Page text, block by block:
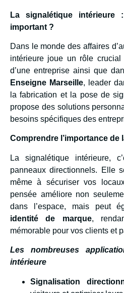
La signalétique intérieure
important ?
Dans le monde des affaires
intérieure joue un rôle crucial
d’une entreprise ainsi que
Enseigne Marseille, leader
la fabrication et la pose de
propose des solutions
besoins spécifiques des
Comprendre l’importance
La signalétique intérieure,
panneaux directionnels. Elle
même à sécuriser vos
pensée améliore non
dans l’espace, mais peut
identité de marque,
mémorable pour vos clients et
Les nombreuses
intérieure
Signalisation